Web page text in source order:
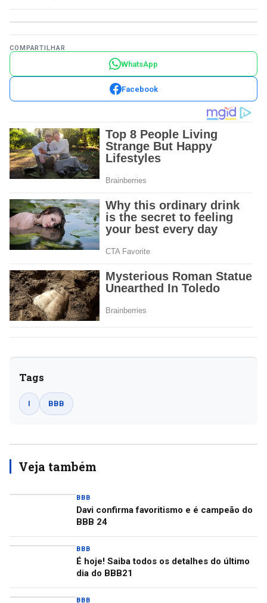
COMPARTILHAR
WhatsApp
Facebook
Tags
I BBB
Veja também
BBB
Davi confirma favoritismo e é campeão do
BBB 24
BBB
É hoje! Saiba todos os detalhes do último
dia do BBB21
BBB